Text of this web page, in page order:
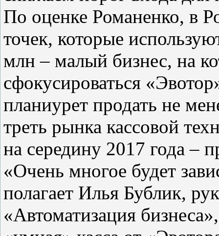
По оценке Романенко, в
точек, которые
млн – малый бизнес, на
сфокусироваться
планиурет продать не
треть рынка кассовой
на середину 2017 года –
«Очень многое будет
полагает Илья Бублик,
«Автоматизация